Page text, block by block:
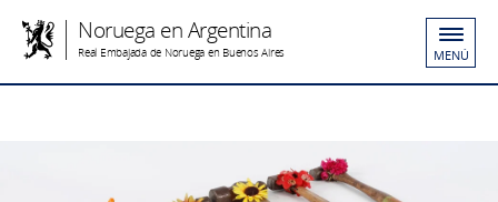
Noruega en Argentina
Real Embajada de Noruega en Buenos Aires MENÚ